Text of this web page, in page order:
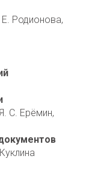
Родионова,
С. Ерёмин,